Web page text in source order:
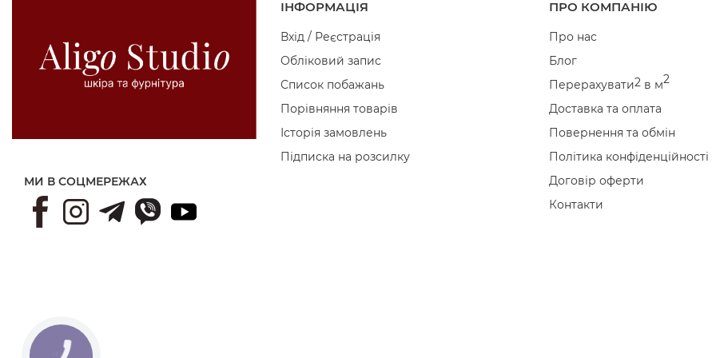
МИ В СОЦМЕРЕЖАХ
ІНФОРМАЦІЯ
Вхід / Реєстрація
Обліковий запис
Список побажань
Порівняння товарів
Історія замовлень
Підписка на розсилку
ПРО КОМПАНІЮ
Про нас
Блог
Перерахувати2 в м2
Доставка та оплата
Повернення та обмін
Політика конфіденційності
Договір оферти
Контакти
КНОПКА